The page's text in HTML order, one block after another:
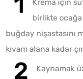
Krema için
birlikte ocağa
buğday nişastasını
kıvam alana kadar
Kaynamak